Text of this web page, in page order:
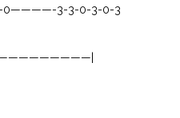
3-3-0-3-0-3